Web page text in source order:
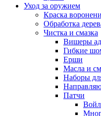
Уход за оружием
Краска
Обработка
Чистка и смазка
Вишеры
Гибкие
Ерши
Масла и
Наборы
Патчи